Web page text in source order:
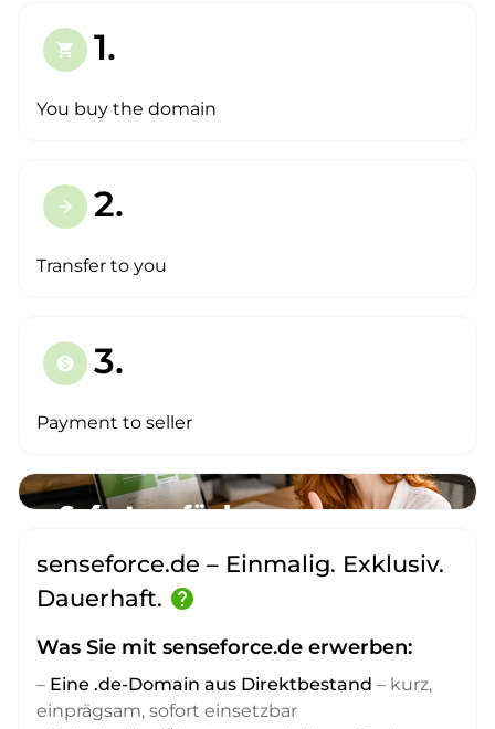
shopping_cart 1.
You buy the domain
arrow_forward 2.
Transfer to you
paid 3.
Payment to seller
senseforce.de – Einmalig. Exklusiv.
Dauerhaft. help
Was Sie mit senseforce.de erwerben:
– Eine .de-Domain aus Direktbestand – kurz,
einprägsam, sofort einsetzbar